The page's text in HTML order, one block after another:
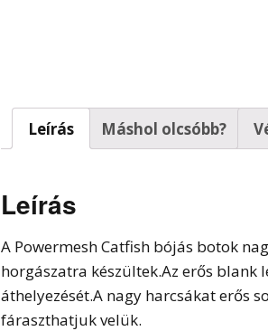
Leírás Máshol olcsóbb?
Leírás
A Powermesh Catfish bójás botok
horgászatra készültek.Az erős blank
áthelyezését.A nagy harcsákat erős
fáraszthatjuk velük.